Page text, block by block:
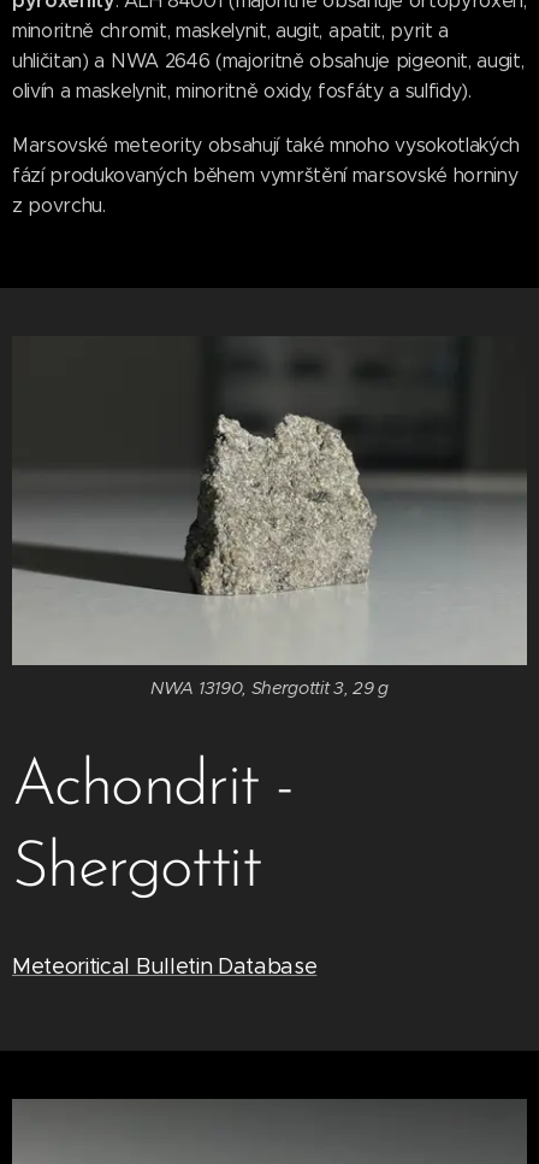
minoritně chromit, maskelynit, augit, apatit, pyrit a
uhličitan) a NWA 2646 (majoritně obsahuje pigeonit, augit,
olivín a maskelynit, minoritně oxidy, fosfáty a sulfidy).
Marsovské meteority obsahují také mnoho vysokotlakých
fází produkovaných během vymrštění marsovské horniny
z povrchu.
NWA 13190, Shergottit 3, 29 g
Achondrit -
Shergottit
Meteoritical Bulletin Database